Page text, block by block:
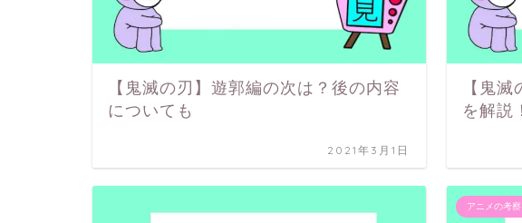
【鬼滅の刃】遊郭編の次は？後の内容
についても
2021年3月1日
【鬼
を解説
アニメの考